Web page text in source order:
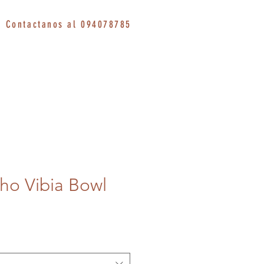
Contactanos al 094078785
Vibia Bowl